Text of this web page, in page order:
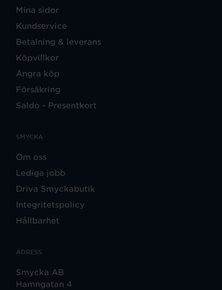
Mina sidor
Kundservice
Betalning & leverans
Köpvillkor
Ångra köp
Försäkring
Saldo - Presentkort
SMYCKA
Om oss
Lediga jobb
Driva Smyckabutik
Integritetspolicy
Hållbarhet
ADRESS
Smycka AB
Hamngatan 4